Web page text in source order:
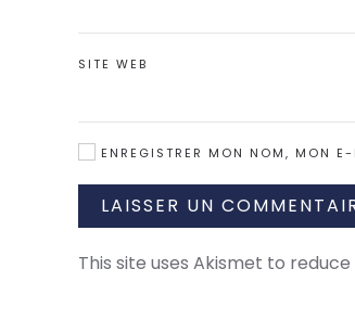
SITE WEB
ENREGISTRER MON NOM, MON
LAISSER UN
This site uses Akismet to reduce